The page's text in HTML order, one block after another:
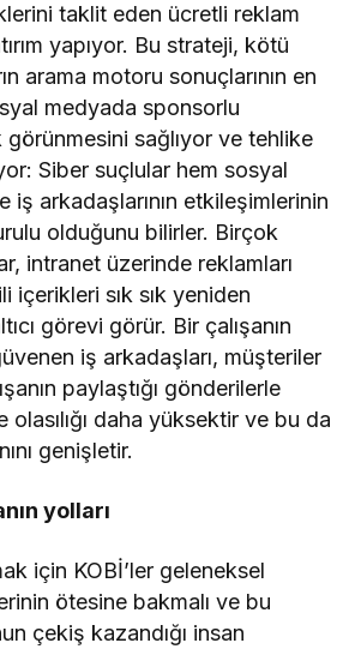
taklit eden ücretli reklam
yapıyor. Bu strateji, kötü
arama motoru sonuçlarının en
medyada sponsorlu
sağlıyor ve tehlike
Siber suçlular hem sosyal
iş arkadaşlarının etkileşimlerinin
olduğunu bilirler. Birçok
intranet üzerinde reklamları
içerikleri sık sık yeniden
görevi görür. Bir çalışanın
iş arkadaşları, müşteriler
paylaştığı gönderilerle
daha yüksektir ve bu da
genişletir.
yolları
için KOBİ’ler geleneksel
ötesine bakmalı ve bu
çekiş kazandığı insan